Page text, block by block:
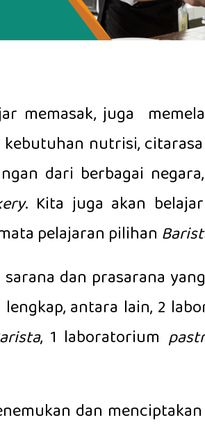
memasak, juga
nutrisi,
dari berbagai
. Kita juga akan
pelajaran pilihan
dan prasarana
antara lain, 2
, 1 laboratorium
dan